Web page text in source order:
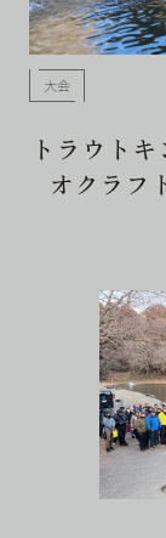
大会
トラウト
オクラフ